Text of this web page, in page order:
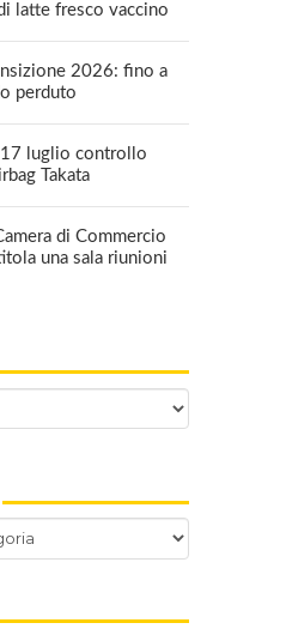
latte fresco vaccino
2026: fino a
perduto
17 luglio controllo
Takata
di Commercio
una sala riunioni